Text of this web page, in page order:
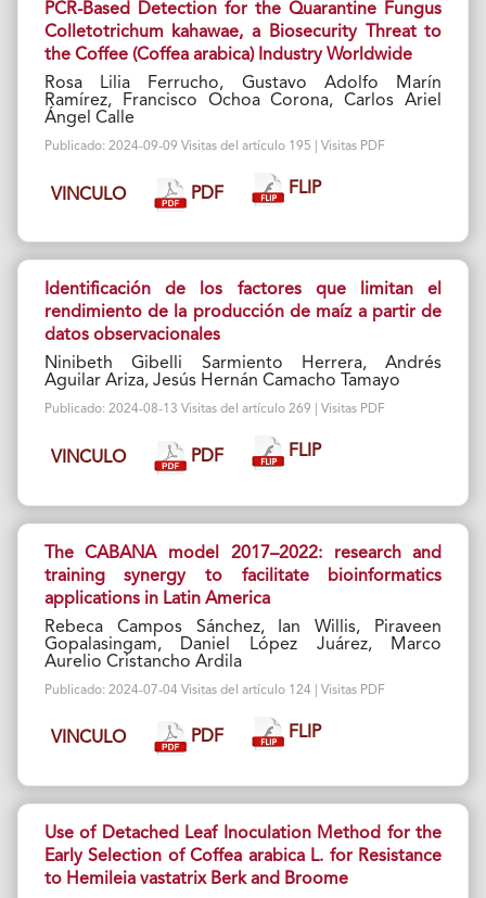
PCR-Based Detection for the Quarantine Fungus
Colletotrichum kahawae, a Biosecurity Threat to
the Coffee (Coffea arabica) Industry Worldwide
Rosa Lilia Ferrucho, Gustavo Adolfo Marín
Ramírez, Francisco Ochoa Corona, Carlos Ariel
Ángel Calle
Publicado: 2024-09-09 Visitas del artículo 195 | Visitas PDF
VINCULO PDF FLIP
Identificación de los factores que limitan el
rendimiento de la producción de maíz a partir de
datos observacionales
Ninibeth Gibelli Sarmiento Herrera, Andrés
Aguilar Ariza, Jesús Hernán Camacho Tamayo
Publicado: 2024-08-13 Visitas del artículo 269 | Visitas PDF
VINCULO PDF FLIP
The CABANA model 2017–2022: research and
training synergy to facilitate bioinformatics
applications in Latin America
Rebeca Campos Sánchez, Ian Willis, Piraveen
Gopalasingam, Daniel López Juárez, Marco
Aurelio Cristancho Ardila
Publicado: 2024-07-04 Visitas del artículo 124 | Visitas PDF
VINCULO PDF FLIP
Use of Detached Leaf Inoculation Method for the
Early Selection of Coffea arabica L. for Resistance
to Hemileia vastatrix Berk and Broome